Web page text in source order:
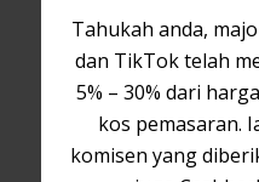
Tahukah anda,
dan TikTok telah
5% – 30% dari
kos pemasaran.
komisen yang